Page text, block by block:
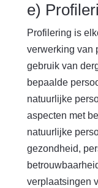
e)
Profilering is
verwerking van
gebruik van
bepaalde
natuurlijke
aspecten met
natuurlijke
gezondheid,
verplaatsingen